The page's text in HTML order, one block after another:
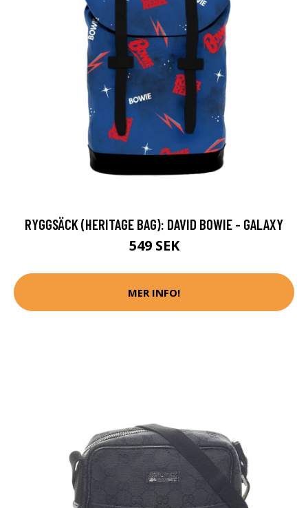
RYGGSÄCK (HERITAGE BAG): DAVID BOWIE - GALAXY
549 SEK
MER INFO!